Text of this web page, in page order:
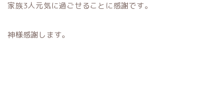
家族3人元気に過ごせることに感謝です。
神様感謝します。